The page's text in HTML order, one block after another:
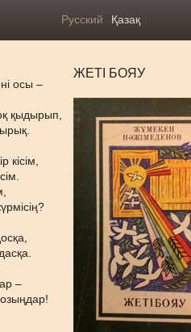
Русский Қазақ
осы –
қыдырып,
кісім,
–
ЖЕТІ БОЯУ